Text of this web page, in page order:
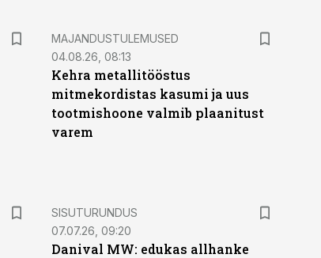
MAJANDUSTULEMUSED
04.08.26, 08:13
Kehra metallitööstus
mitmekordistas kasumi ja uus
tootmishoone valmib plaanitust
varem
ST
SISUTURUNDUS
07.07.26, 09:20
Danival MW: edukas allhanke